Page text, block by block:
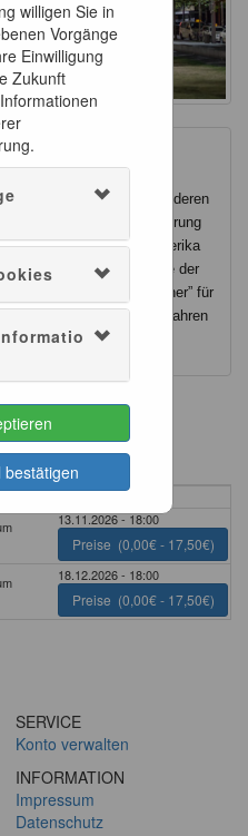
willigen Sie in
Vorgänge
Einwilligung
Zukunft
bestätigen
Museums in einer besonderen
der Taschenlampenführung
Asien, Amerika
von der Taschenlampe der
“Museumsbewohner” für
rückt. Kinder unter 14 Jahren
Zeitpunkt
13.11.2026 - 18:00
Preise (0,00€ - 17,50€)
18.12.2026 - 18:00
Preise (0,00€ - 17,50€)
SERVICE
Konto verwalten
INFORMATION
Impressum
Datenschutz